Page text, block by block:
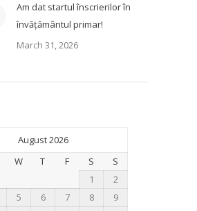
Am dat startul înscrierilor în
învățământul primar!
March 31, 2026
August 2026
W T F S
S
1
2
5 6 7 8
9